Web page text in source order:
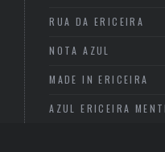
RUA DA ERICEIRA
NOTA AZUL
MADE IN ERICEIRA
AZUL ERICEIRA